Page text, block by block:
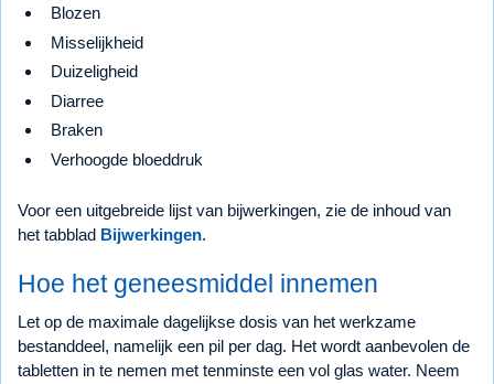
Blozen
Misselijkheid
Duizeligheid
Diarree
Braken
Verhoogde bloeddruk
Voor een uitgebreide lijst van bijwerkingen, zie de inhoud van
het tabblad Bijwerkingen.
Hoe het geneesmiddel innemen
Let op de maximale dagelijkse dosis van het werkzame
bestanddeel, namelijk een pil per dag. Het wordt aanbevolen de
tabletten in te nemen met tenminste een vol glas water. Neem